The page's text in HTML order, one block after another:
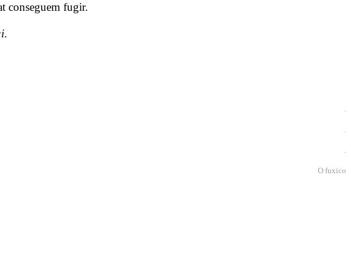
conseguem fugir.
.
.
.
.
O fuxico